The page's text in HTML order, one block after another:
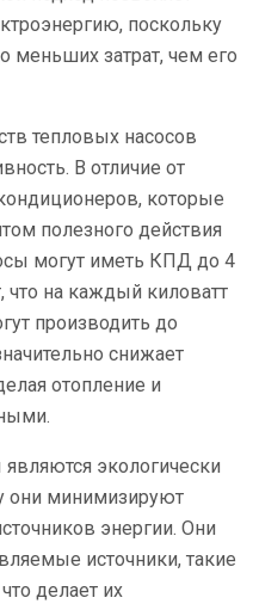
поскольку
меньших затрат, чем его
тепловых насосов
В отличие от
которые
полезного действия
могут иметь КПД до 4
на каждый киловатт
производить до
снижает
отопление и
экологически
они минимизируют
энергии. Они
источники, такие
делает их